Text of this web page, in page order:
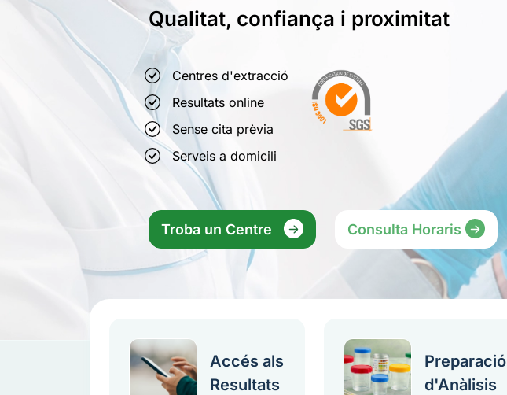
Qualitat, confiança i proximitat
Centres d'extracció
Resultats online
Sense cita prèvia
Serveis a domicili
Troba un Centre Consulta Horaris
Accés als
Resultats
Preparació
d'Anàlisis